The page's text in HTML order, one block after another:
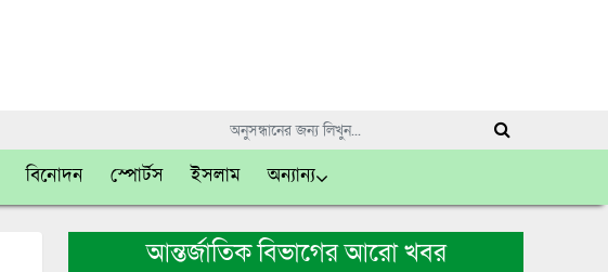
বিনোদন স্পোর্টস ইসলাম অন্যান্য
আন্তর্জাতিক বিভাগের আরো খবর